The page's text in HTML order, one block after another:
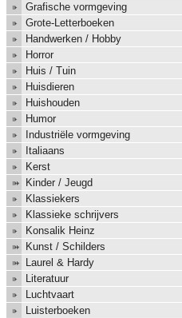
Grafische vormgeving
Grote-Letterboeken
Handwerken / Hobby
Horror
Huis / Tuin
Huisdieren
Huishouden
Humor
Industriële vormgeving
Italiaans
Kerst
Kinder / Jeugd
Klassiekers
Klassieke schrijvers
Konsalik Heinz
Kunst / Schilders
Laurel & Hardy
Literatuur
Luchtvaart
Luisterboeken